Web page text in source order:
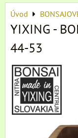
Úvod
YIXING -
44-53